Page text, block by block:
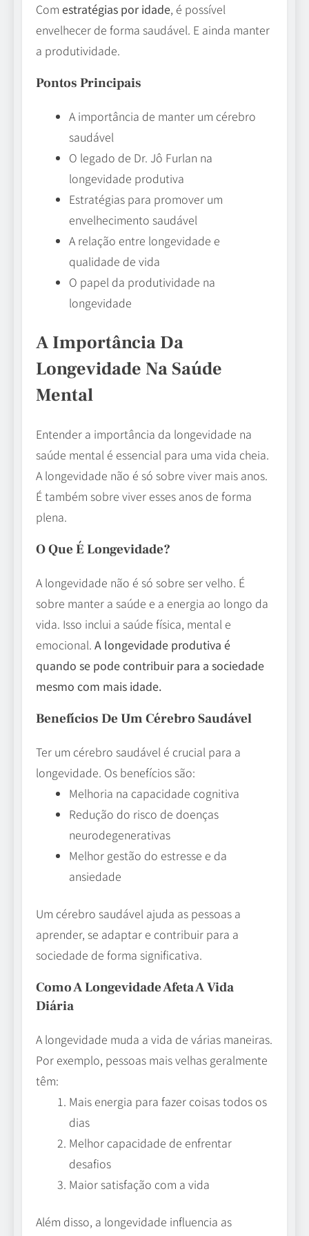
Com estratégias por idade, é possível
envelhecer de forma saudável. E ainda manter
a produtividade.
Pontos Principais
A importância de manter um cérebro
saudável
O legado de Dr. Jô Furlan na
longevidade produtiva
Estratégias para promover um
envelhecimento saudável
A relação entre longevidade e
qualidade de vida
O papel da produtividade na
longevidade
A Importância Da
Longevidade Na Saúde
Mental
Entender a importância da longevidade na
saúde mental é essencial para uma vida cheia.
A longevidade não é só sobre viver mais anos.
É também sobre viver esses anos de forma
plena.
O Que É Longevidade?
A longevidade não é só sobre ser velho. É
sobre manter a saúde e a energia ao longo da
vida. Isso inclui a saúde física, mental e
emocional. A longevidade produtiva é
quando se pode contribuir para a sociedade
mesmo com mais idade.
Benefícios De Um Cérebro Saudável
Ter um cérebro saudável é crucial para a
longevidade. Os benefícios são:
Melhoria na capacidade cognitiva
Redução do risco de doenças
neurodegenerativas
Melhor gestão do estresse e da
ansiedade
Um cérebro saudável ajuda as pessoas a
aprender, se adaptar e contribuir para a
sociedade de forma significativa.
Como A Longevidade Afeta A Vida
Diária
A longevidade muda a vida de várias maneiras.
Por exemplo, pessoas mais velhas geralmente
têm:
Mais energia para fazer coisas todos os
dias
Melhor capacidade de enfrentar
desafios
Maior satisfação com a vida
Além disso, a longevidade influencia as